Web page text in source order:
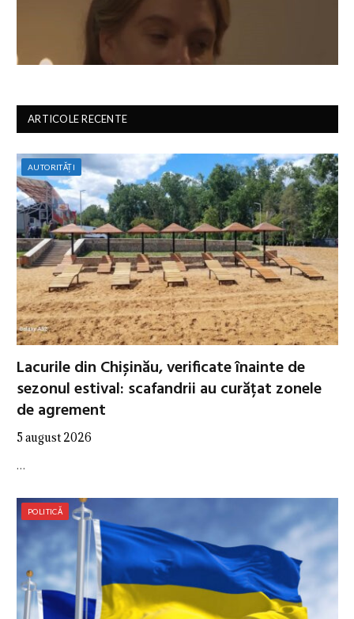
ARTICOLE RECENTE
AUTORITĂȚI
Lacurile din Chișinău, verificate înainte de
sezonul estival: scafandrii au curățat zonele
de agrement
5 august 2026
…
POLITICĂ